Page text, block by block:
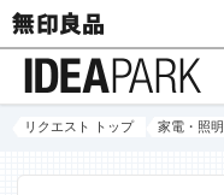
リクエスト トップ 家電・照明